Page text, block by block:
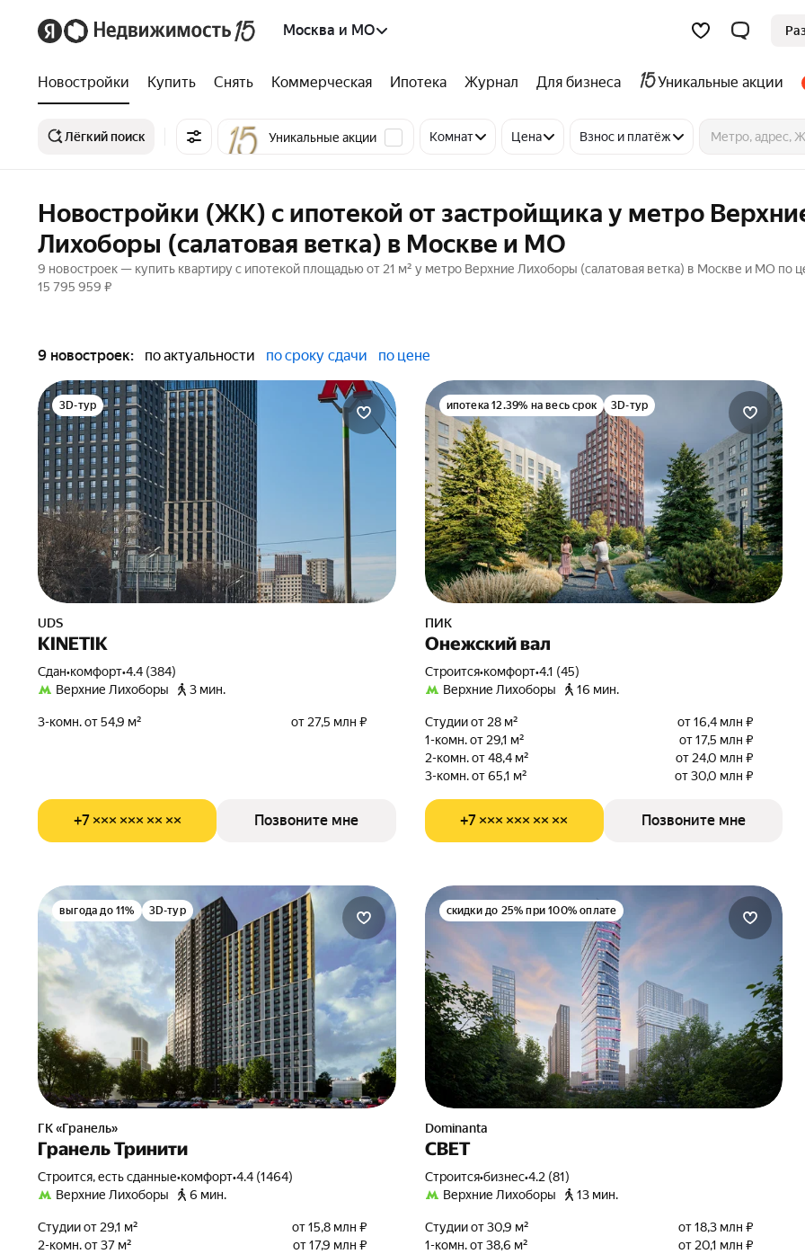
Москва и МО
Новостройки Купить Снять Коммерческая Ипотека Журнал Для бизнеса Уникальные акции
Лёгкий поиск Уникальные акции Комнат Цена Взнос и платёж
Новостройки (ЖК) с ипотекой от застройщика у метро
Лихоборы (салатовая ветка) в Москве и МО
9 новостроек — купить квартиру с ипотекой площадью от 21 м² у метро Верхние Лихоборы (салатовая ветка) в Москве и МО по
15 795 959 ₽
9 новостроек: по актуальности по сроку сдачи по цене
3D-тур
UDS
KINETIK
Сдан•комфорт•4.4 (384)
Верхние Лихоборы
3 мин.
3-комн. от 54,9 м² от 27,5 млн ₽
+7 ××× ××× ×× ×× Позвоните мне
ипотека 12.39% на весь срок 3D-тур
ПИК
Онежский вал
Строится•комфорт•4.1 (45)
Верхние Лихоборы
16 мин.
Студии от 28 м²
от 16,4 млн ₽
1-комн. от 29,1 м²
от 17,5 млн ₽
2-комн. от 48,4 м²
от 24,0 млн ₽
3-комн. от 65,1 м²
от 30,0 млн ₽
+7 ××× ××× ×× ×× Позвоните мне
выгода до 11% 3D-тур
ГК «Гранель»
Гранель Тринити
Строится, есть сданные•комфорт•4.4 (1464)
Верхние Лихоборы
6 мин.
Студии от 29,1 м²
от 15,8 млн ₽
2-комн. от 37 м²
от 17,9 млн ₽
скидки до 25% при 100% оплате
Dominanta
СВЕТ
Строится•бизнес•4.2 (81)
Верхние Лихоборы
13 мин.
Студии от 30,9 м²
от 18,3 млн ₽
1-комн. от 38,6 м²
от 20,1 млн ₽